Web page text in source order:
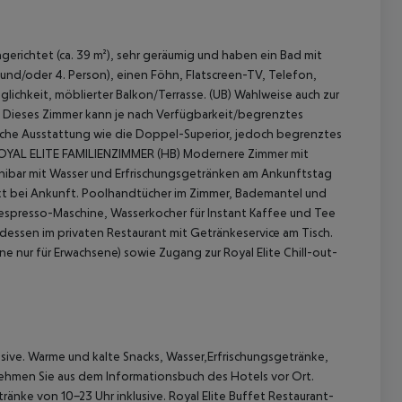
(ca. 39 m²), sehr geräumig und haben ein Bad mit
oder 4. Person), einen Föhn, Flatscreen-TV, Telefon,
möblierter Balkon/Terrasse. (UB) Wahlweise auch zur
Dieses Zimmer kann je nach Verfügbarkeit/begrenztes
Ausstattung wie die Doppel-Superior, jedoch begrenztes
ELITE FAMILIENZIMMER (HB) Modernere Zimmer mit
mit Wasser und Erfrischungsgetränken am Ankunftstag
bei Ankunft. Poolhandtücher im Zimmer, Bademantel und
Maschine, Wasserkocher für Instant Kaffee und Tee
im privaten Restaurant mit Getränkeservice am Tisch.
nur für Erwachsene) sowie Zugang zur Royal Elite Chill-out-
Warme und kalte Snacks, Wasser,Erfrischungsgetränke,
Sie aus dem Informationsbuch des Hotels vor Ort.
von 10-23 Uhr inklusive. Royal Elite Buffet Restaurant-